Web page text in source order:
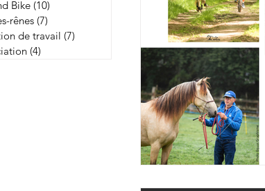
Bike (10)
rênes (7)
de travail (7)
(4)